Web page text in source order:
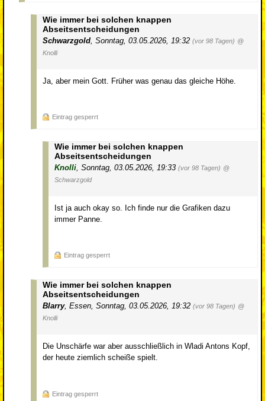
Wie immer bei solchen knappen
Abseitsentscheidungen
Schwarzgold Sonntag, 03.05.2026, 19:32 (vor 98 Tagen) @
Knolli
Ja, aber mein Gott. Früher was genau das gleiche Höhe.
Eintrag gesperrt
Wie immer bei solchen knappen
Abseitsentscheidungen
Knolli, Sonntag, 03.05.2026, 19:33 (vor 98 Tagen) @
Schwarzgold
Ist ja auch okay so. Ich finde nur die Grafiken dazu
immer Panne.
Eintrag gesperrt
Wie immer bei solchen knappen
Abseitsentscheidungen
Blarry, Essen, Sonntag, 03.05.2026, 19:32 (vor 98 Tagen) @
Knolli
Die Unschärfe war aber ausschließlich in Wladi Antons Kopf,
der heute ziemlich scheiße spielt.
Eintrag gesperrt